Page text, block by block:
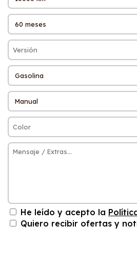
He leído y acepto la
Quiero recibir ofertas y